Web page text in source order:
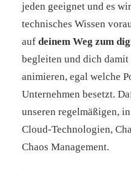
jeden geeignet und es
technisches Wissen
auf deinem Weg zum
begleiten und dich damit
animieren, egal welche
Unternehmen besetzt.
unseren regelmäßigen,
Cloud-Technologien,
Chaos Management.